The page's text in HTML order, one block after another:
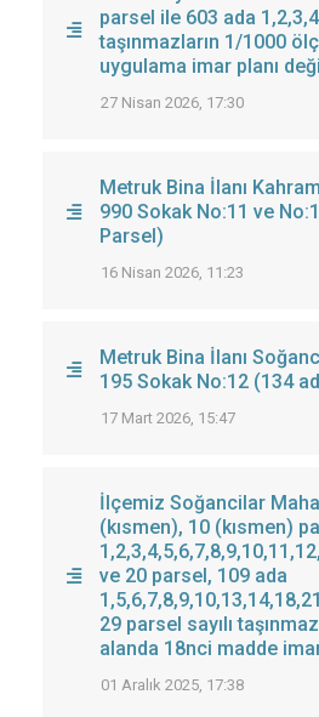
parsel ile 603 ada
taşınmazların 1/1000
uygulama imar planı
27 Nisan 2026, 17:30
Metruk Bina İlanı Kahraman
990 Sokak No:11 ve No:13 (169
Parsel)
16 Nisan 2026, 11:23
Metruk Bina İlanı
195 Sokak No:12 (134
17 Mart 2026, 15:47
İlçemiz Soğancilar
(kısmen), 10 (kısmen)
ve 20 parsel, 109 ada
29 parsel sayılı
alanda 18nci madde
01 Aralık 2025, 17:38